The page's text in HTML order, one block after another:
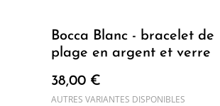
Bocca Blanc - bracelet de
plage en argent et verre
38,00 €
AUTRES VARIANTES DISPONIBLES